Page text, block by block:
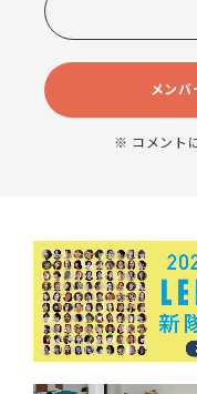
メンバ
※ コメント